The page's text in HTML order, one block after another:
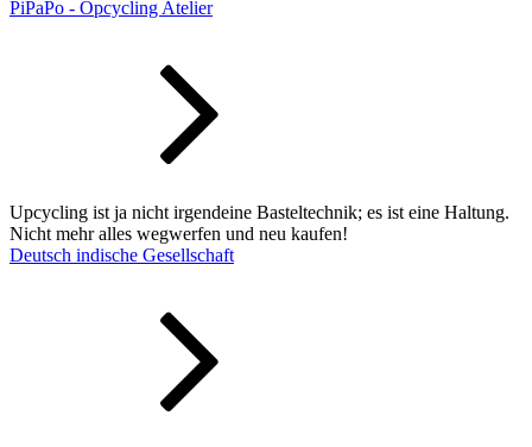
PiPaPo - Opcycling Atelier
Upcycling ist ja nicht irgendeine Basteltechnik; es ist eine Haltung.
Nicht mehr alles wegwerfen und neu kaufen!
Deutsch indische Gesellschaft